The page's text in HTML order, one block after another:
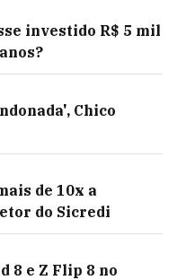
investido R$ 5 mil
Chico
de 10x a
do Sicredi
8 e Z Flip 8 no